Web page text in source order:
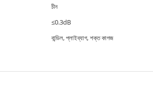
চীন
≤0.3dB
বান্ডিল, প্লাইব্যাগ, শক্ত কাগজ